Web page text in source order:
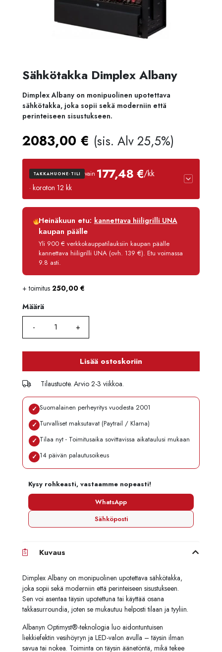
Sähkötakka Dimplex Albany
Dimplex Albany on monipuolinen upotettava
sähkötakka, joka sopii sekä moderniin että
perinteiseen sisustukseen.
2083,00 € (sis. Alv 25,5%)
TAKKAHUONE-TILI vain 177,48 €/kk
· koroton 12 kk
Luottoaika
12 kk
Korko
Käsittelymaksu
3,90 €/kk
Maksettava yhteensä
2 129,80 €
Heinäkuun etu: kannettava hiiligrilli UNA
kaupan päälle
Yli 900 € verkkokauppatilauksiin kaupan päälle
kannettava hiiligrilli UNA (ovh. 139 €). Etu voimassa
9.8 asti.
+ toimitus 250,00 €
Määrä
Määrä
Lisää ostoskoriin
Tilaustuote. Arvio 2-3 viikkoa.
✓ Suomalainen perheyritys vuodesta 2001
✓ Turvalliset maksutavat (Paytrail / Klarna)
✓ Tilaa nyt - Toimitusaika sovittavissa aikataulusi mukaan
✓ 14 päivän palautusoikeus
Kysy rohkeasti, vastaamme nopeasti!
WhatsApp
Sähköposti
Kuvaus
Dimplex Albany on monipuolinen upotettava sähkötakka,
joka sopii sekä moderniin että perinteiseen sisustukseen.
Sen voi asentaa täysin upotettuna tai käyttää osana
takkasurroundia, joten se mukautuu helposti tilaan ja tyyliin.
Albanyn Optimyst®-teknologia luo aidontuntuisen
liekkiefektin vesihöyryn ja LED-valon avulla – täysin ilman
savua tai nokea. Toiminta on täysin äänetöntä, mikä tekee